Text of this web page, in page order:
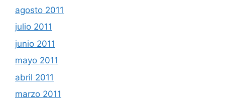
agosto 2011
julio 2011
junio 2011
mayo 2011
abril 2011
marzo 2011